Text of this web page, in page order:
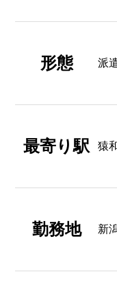
形態 派
最寄り駅 猿
勤務地 新